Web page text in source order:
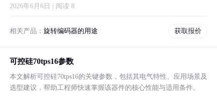
2026年6月6日 | 阅读 8
相关产品： 旋转编码器的用途 获取报价
可控硅70tps16参数
本文解析可控硅70tps16的关键参数，包括其电气特性、应用场景及
选型建议，帮助工程师快速掌握该器件的核心性能与适用条件。